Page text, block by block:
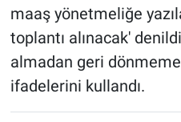
maaş yönetmeliğe
toplantı alınacak'
almadan geri
ifadelerini kullandı.